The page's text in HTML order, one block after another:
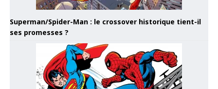
Superman/Spider-Man : le crossover historique tient-il
ses promesses ?